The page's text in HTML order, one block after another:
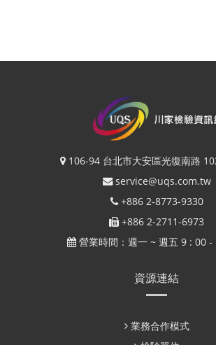
106-94 台北市大安區光復南路
service@uqs.com.tw
+886 2-8773-9330
+886 2-2711-6973
營業時間：週一 ~ 週五 9 : 00 -
資源連結
業務合作模式